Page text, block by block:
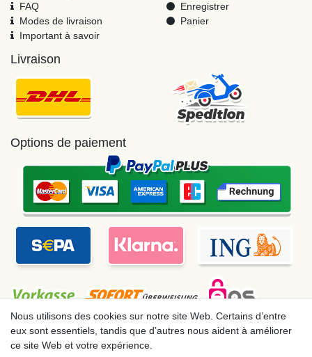
FAQ
Modes de livraison
Important à savoir
Enregistrer
Panier
Livraison
Options de paiement
Mentions légales Déclaration de confidentialité
Nous utilisons des cookies sur notre site Web. Certains d’entre
eux sont essentiels, tandis que d’autres nous aident à améliorer
ce site Web et votre expérience.